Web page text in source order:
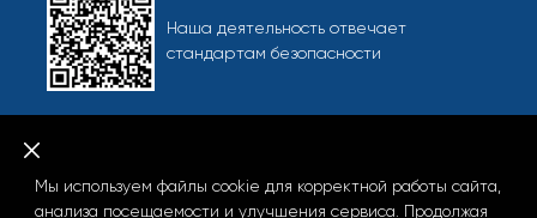
Наша деятельность отвечает
стандартам безопасности
При использовании любых материалов сайта, включая
фотографии и тексты, активная ссылка на info.starliner.ru
Мы используем файлы cookie для корректной работы сайта,
анализа посещаемости и улучшения сервиса. Продолжая